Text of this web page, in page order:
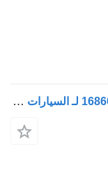
بطاريات المراكم القابلة لتخزين الطاقة 1686001 لـ السيارات القاطرة DAF XF 105